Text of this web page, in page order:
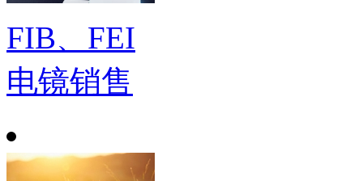
FIB、FEI
电镜销售